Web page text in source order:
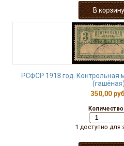
РСФСР 1918 год. Контрольная
(гашёная)
350,00
1 доступно для